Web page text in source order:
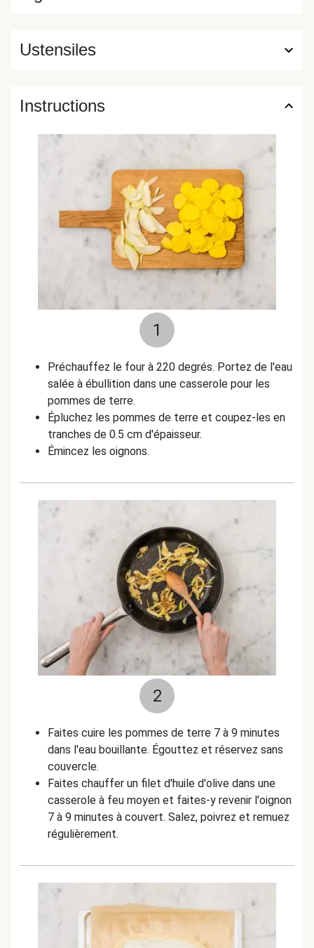
Ustensiles
Instructions
1
Préchauffez le four à 220 degrés. Portez de l'eau
salée à ébullition dans une casserole pour les
pommes de terre.
Épluchez les pommes de terre et coupez-les en
tranches de 0.5 cm d'épaisseur.
Émincez les oignons.
2
Faites cuire les pommes de terre 7 à 9 minutes
dans l'eau bouillante. Égouttez et réservez sans
couvercle.
Faites chauffer un filet d'huile d'olive dans une
casserole à feu moyen et faites-y revenir l'oignon
7 à 9 minutes à couvert. Salez, poivrez et remuez
régulièrement.